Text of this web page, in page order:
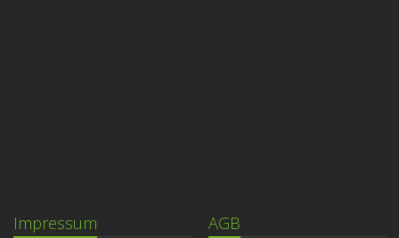
Impressum AGB